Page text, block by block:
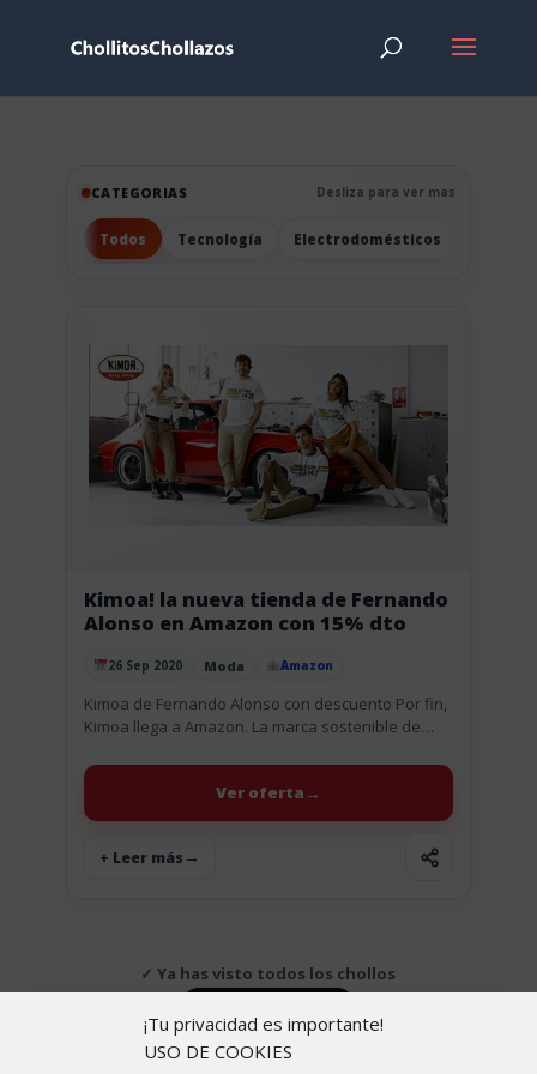
¡Tu privacidad es importante!
USO DE COOKIES
CATEGORIAS Desliza para ver mas
Todos Tecnología Electrodomésticos
Publicado el
26 Sep 2020 Moda Amazon
Kimoa! la nueva tienda de Fernando
Alonso en Amazon con 15% dto
Kimoa de Fernando Alonso con descuento Por fin,
Kimoa llega a Amazon. La marca sostenible de
paso en...
+ Leer más
Ver oferta
✓ Ya has visto todos los chollos